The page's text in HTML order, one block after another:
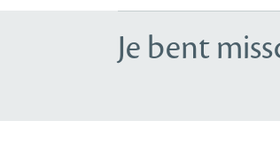
Je bent